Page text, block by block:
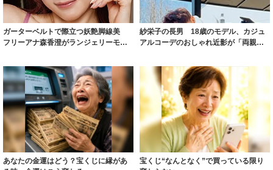
ガーターベルトで際立つ妖艶脚線美
フリーアナ森香澄がランジェリーモデ
紗栄子の長男 18歳のモデル、カジュ
アルコーデのおしゃれ近影が「両親の
あなたの金運はどう？宝くじに縁があ
宝くじ“なんとなく”で買っている限り